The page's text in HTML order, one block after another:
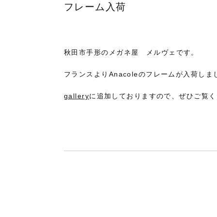
フレーム入荷
秋田市手形のメガネ屋 メルヴェです。
フランスよりAnacoleのフレームが入荷しま
galleryに追加しておりますので、ぜひご覧く